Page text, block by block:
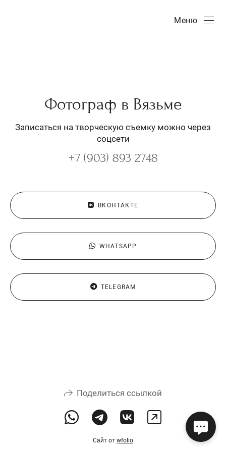
Меню
Фотограф в Вязьме
Записаться на творческую съемку можно через
соцсети
+7 (903) 893 2748
ВКОНТАКТЕ
WHATSAPP
TELEGRAM
Поделиться ссылкой
Сайт от wfolio